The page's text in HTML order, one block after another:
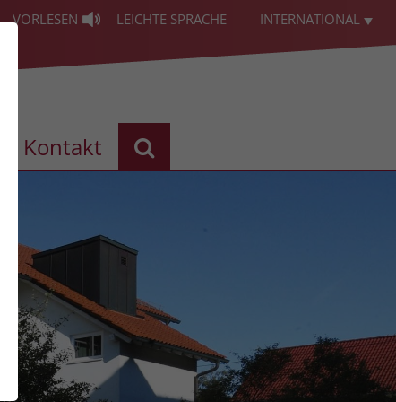
VORLESEN LEICHTE SPRACHE INTERNATIONAL
Kontakt